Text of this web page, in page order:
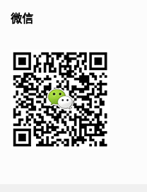
微信